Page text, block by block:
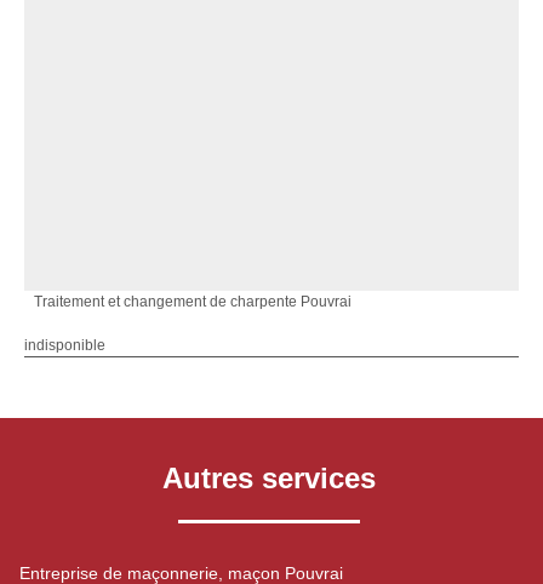
Traitement et changement de charpente Pouvrai
indisponible
Autres services
Entreprise de maçonnerie, maçon Pouvrai